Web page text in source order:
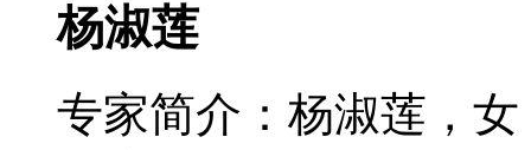
杨淑莲
专家简介：杨淑莲，